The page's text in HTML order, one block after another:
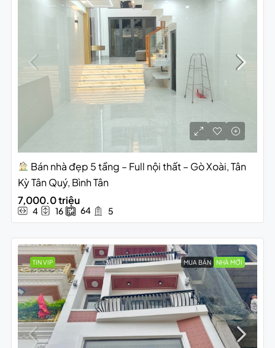
Bán nhà đẹp 5 tầng – Full nội thất – Gò Xoài, Tân
Kỳ Tân Quý, Bình Tân
7,000.0 triệu
4 16 64 5
TIN VIP MUA BÁN NHÀ MỚI